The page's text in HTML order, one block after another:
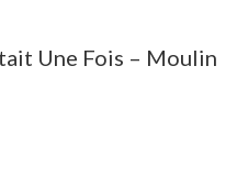
Une Fois – Moulin